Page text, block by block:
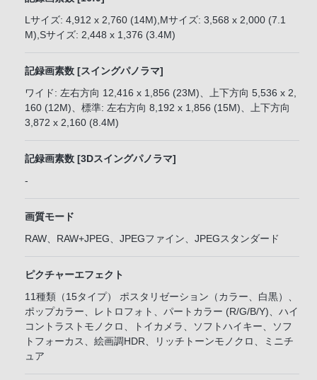
Lサイズ: 4,912 x 2,760 (14M),Mサイズ: 3,568 x 2,000 (7.1
M),Sサイズ: 2,448 x 1,376 (3.4M)
記録画素数 [スイングパノラマ]
ワイド: 左右方向 12,416 x 1,856 (23M)、上下方向 5,536 x 2,
160 (12M)、標準: 左右方向 8,192 x 1,856 (15M)、上下方向
3,872 x 2,160 (8.4M)
記録画素数 [3Dスイングパノラマ]
-
画質モード
RAW、RAW+JPEG、JPEGファイン、JPEGスタンダード
ピクチャーエフェクト
11種類（15タイプ） ポスタリゼーション（カラー、白黒）、
ポップカラー、レトロフォト、パートカラー (R/G/B/Y)、ハイ
コントラストモノクロ、トイカメラ、ソフトハイキー、ソフ
トフォーカス、絵画調HDR、リッチトーンモノクロ、ミニチ
ュア